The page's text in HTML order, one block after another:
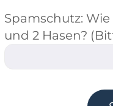
Spamschutz:
und 2 Hasen?